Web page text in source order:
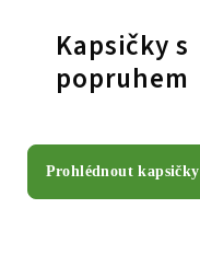
Kapsičky s
popruhem
Prohlédnout kapsičky